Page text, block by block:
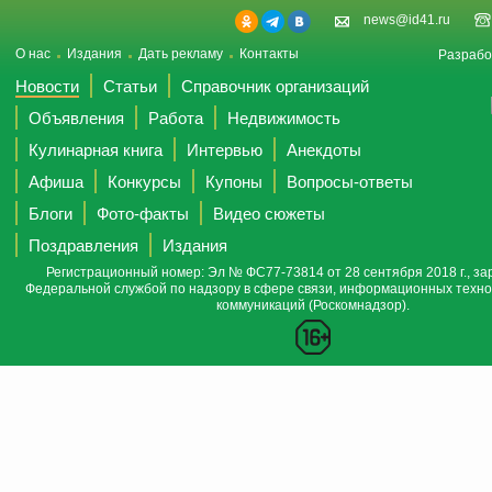
news@id41.ru
О нас Издания Дать рекламу Контакты
Новости Статьи
Справочник организаций
Объявления
Работа
Недвижимость
Кулинарная книга
Интервью
Анекдоты
Афиша
Конкурсы Купоны
Вопросы-ответы
Блоги
Фото-факты
Видео сюжеты
Поздравления
Издания
Регистрационный номер: Эл № ФС77-73814 от 28 сентября 2018 г.,
Федеральной службой по надзору в сфере связи, информационных
коммуникаций (Роскомнадзор).